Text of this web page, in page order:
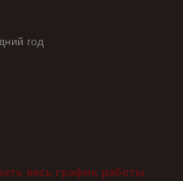
год
весь график работы